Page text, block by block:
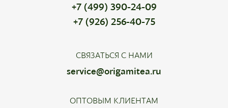
+7 (499) 390-24-09
+7 (926) 256-40-75
СВЯЗАТЬСЯ С НАМИ
service@origamitea.ru
ОПТОВЫМ КЛИЕНТАМ